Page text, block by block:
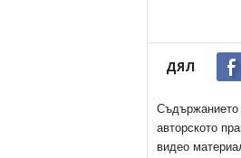
ДЯЛ
Съдържанието
авторското
видео